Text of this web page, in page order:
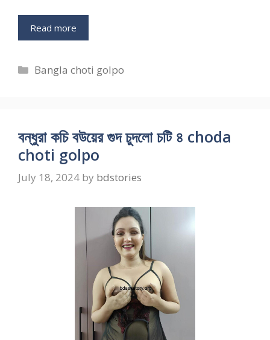
Read more
Categories
Bangla choti golpo
বন্ধুরা কচি বউয়ের গুদ চুদলো চটি ৪ choda
choti golpo
July 18, 2024 by bdstories